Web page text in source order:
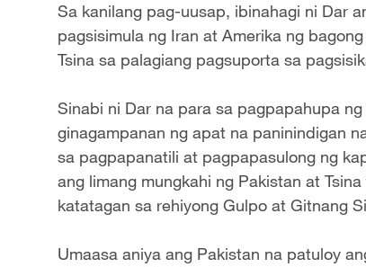
Sa kanilang pag-uusap, ibinahagi ni Dar
pagsisimula ng Iran at Amerika ng
Tsina sa palagiang pagsuporta sa
Sinabi ni Dar na para sa pagpapahupa
ginagampanan ng apat na paninindigan
sa pagpapanatili at pagpapasulong ng
ang limang mungkahi ng Pakistan at
katatagan sa rehiyong Gulpo at Gitnang
Umaasa aniya ang Pakistan na patuloy